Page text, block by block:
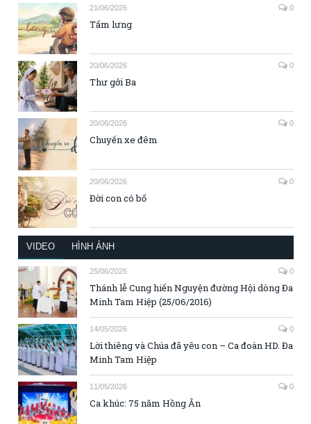
21/06/2026 0
Tấm lưng
20/06/2026 0
Thư gởi Ba
20/06/2026 0
Chuyến xe đêm
20/06/2026 0
Đời con có bố
VIDEO HÌNH ẢNH
25/06/2026 0
Thánh lễ Cung hiến Nguyện đường Hội dòng Đa
Minh Tam Hiệp (25/06/2016)
14/05/2026 0
Lời thiêng và Chúa đã yêu con – Ca đoàn HD. Đa
Minh Tam Hiệp
11/05/2026 0
Ca khúc: 75 năm Hồng Ân